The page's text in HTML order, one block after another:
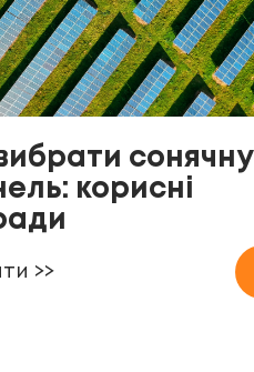
сонячну
корисні
>>